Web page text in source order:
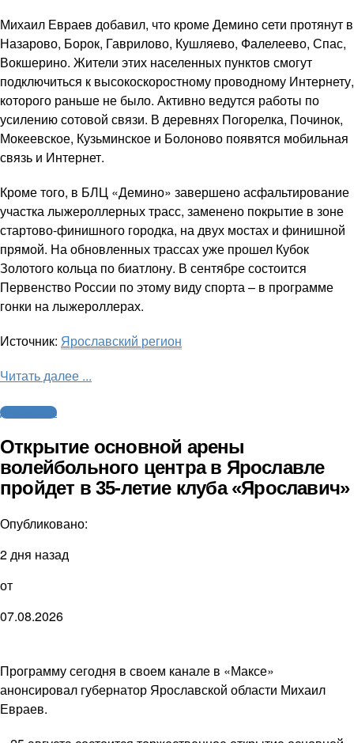
Михаил Евраев добавил, что кроме Демино сети протянут в
Назарово, Борок, Гаврилово, Кушляево, Фалелеево, Спас,
Вокшерино. Жители этих населенных пунктов смогут
подключиться к высокоскоростному проводному Интернету,
которого раньше не было. Активно ведутся работы по
усилению сотовой связи. В деревнях Погорелка, Починок,
Мокеевское, Кузьминское и Болоново появятся мобильная
связь и Интернет.
Кроме того, в БЛЦ «Демино» завершено асфальтирование
участка лыжероллерных трасс, заменено покрытие в зоне
стартово-финишного городка, на двух мостах и финишной
прямой. На обновленных трассах уже прошел Кубок
Золотого кольца по биатлону. В сентябре состоится
Первенство России по этому виду спорта – в программе
гонки на лыжероллерах.
Источник: Ярославский регион
Читать далее ...
Другие виды
Открытие основной арены
волейбольного центра в Ярославле
пройдет в 35-летие клуба «Ярославич»
Опубликовано:
2 дня назад
от
07.08.2026
Программу сегодня в своем канале в «Максе»
анонсировал губернатор Ярославской области Михаил
Евраев.